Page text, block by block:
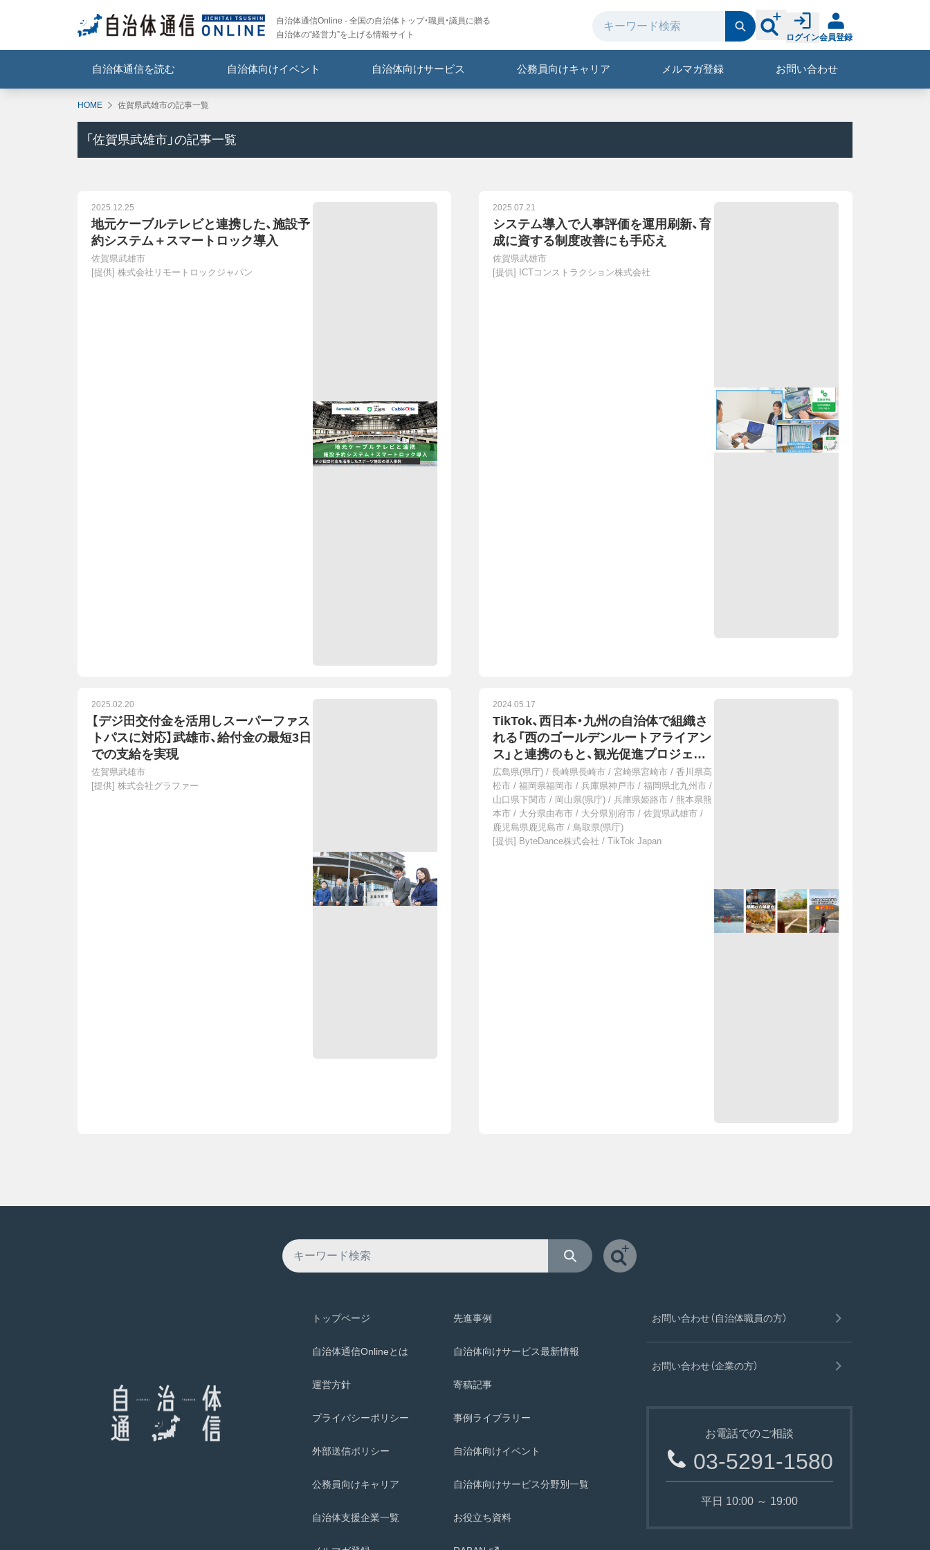
自治体通信Online - 全国の自治体トップ・職員・議員に贈る
自治体の“経営力”を上げる情報サイト
ログイン会員登録
自治体通信を読む 自治体向けイベント 自治体向けサービス 公務員向けキャリア メルマガ登録 お問い合わせ
HOME 佐賀県武雄市の記事一覧
「 佐賀県武雄市 」の記事一覧
2025.12.25
地元ケーブルテレビと連携した、施設予
約システム＋スマートロック導入
佐賀県武雄市
[提供] 株式会社リモートロックジャパン
2025.07.21
システム導入で人事評価を運用刷新、育
成に資する制度改善にも手応え
佐賀県武雄市
[提供]
ICTコンストラクション株式会社
2025.02.20
【デジ田交付金を活用しスーパーファス
トパスに対応】武雄市、給付金の最短3日
での支給を実現
佐賀県武雄市
[提供] 株式会社グラファー
2024.05.17
TikTok、西日本・九州の自治体で組織さ
れる「西のゴールデンルートアライアン
ス」と連携のもと、観光促進プロジェク
トをスタート。同アライアンスに参加す
る15自治体の魅力をショートムービー
で発信
広島県(県庁) / 長崎県長崎市 / 宮崎県宮崎市 / 香川県高
松市 / 福岡県福岡市 / 兵庫県神戸市 / 福岡県北九州市 /
山口県下関市 / 岡山県(県庁) / 兵庫県姫路市 / 熊本県熊
本市 / 大分県由布市 / 大分県別府市 / 佐賀県武雄市 /
鹿児島県鹿児島市 / 鳥取県(県庁)
[提供] ByteDance株式会社 / TikTok Japan
トップページ
自治体通信Onlineとは
運営方針
プライバシーポリシー
外部送信ポリシー
公務員向けキャリア
自治体支援企業一覧
先進事例
自治体向けサービス最新情報
寄稿記事
事例ライブラリー
自治体向けイベント
自治体向けサービス分野別一覧
お役立ち資料
お問い合わせ（自治体職員の方）
お問い合わせ（企業の方）
お電話でのご相談
03-5291-1580
平日 10:00 ～ 19:00